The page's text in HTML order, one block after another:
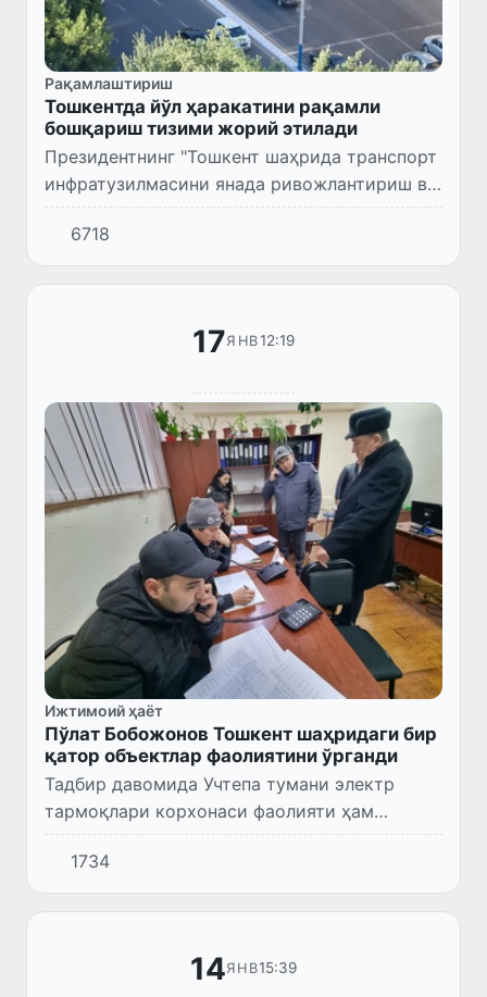
Рақамлаштириш
Тошкентда йўл ҳаракатини рақамли
бошқариш тизими жорий этилади
Президентнинг "Тошкент шаҳрида транспорт
инфратузилмасини янада ривожлантириш ва
йўл ҳаракатини рақамли бошқариш
тизимини жорий этишга доир қўшимча
чора-тадбирлар тўғрисида"ги қаро...
6718
17ЯНВ12:19
Ижтимоий ҳаёт
Пўлат Бобожонов Тошкент шаҳридаги бир
қатор объектлар фаолиятини ўрганди
Тадбир давомида Учтепа тумани электр
тармоқлари корхонаси фаолияти ҳам
ўрганилиб, аҳоли мурожаатларини зудлик
билан ҳал этиш бўйича ишлар
режалаштирилди.
1734
14ЯНВ15:39